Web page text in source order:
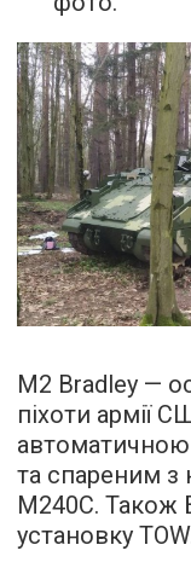
M2 Bradley —
піхоти армії
та спареним
М240С. Також
установку